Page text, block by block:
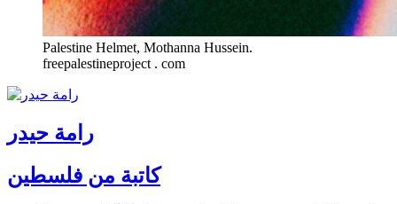
Palestine Helmet, Mothanna Hussein.
freepalestineproject . com
رامة حيدر
كاتبة من فلسطين